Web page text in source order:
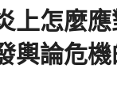
上怎麼
輿論危